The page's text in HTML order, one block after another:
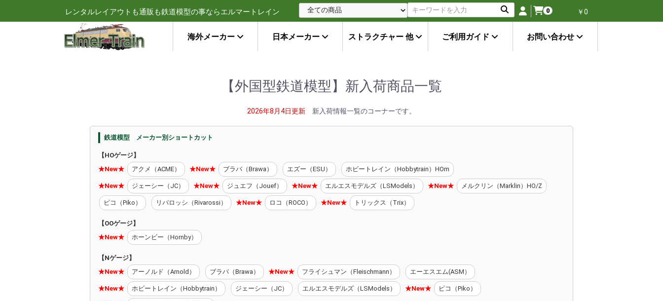
レンタルレイアウトも通販も鉄道模型の事ならエルマートレイン 0 ￥0
海外メーカー 日本メーカー ストラクチャー 他 ご利用ガイド お問い合わせ
【外国型鉄道模型】新入荷商品一覧
2026年8月4日更新 新入荷情報一覧のコーナーです。
鉄道模型 メーカー別ショートカット
【HOゲージ】
★New★
アクメ（ACME） ★New★ ブラバ（Brawa） エズー（ESU） ホビートレイン（Hobbytrain）HOm
★New★ ジェーシー（JC） ★New★ ジュエフ（Jouef） ★New★ エルエスモデルズ（LSModels） ★New★ メルクリン（Marklin）HO/Z
ピコ（Piko） リバロッシ（Rivarossi） ★New★ ロコ（ROCO） ★New★ トリックス（Trix）
【OOゲージ】
★New★
ホーンビー（Hornby）
【Nゲージ】
★New★
アーノルド（Arnold） ブラバ（Brawa） ★New★ フライシュマン（Fleischmann） エーエスエム(ASM）
★New★ ホビートレイン（Hobbytrain） ジェーシー（JC） エルエスモデルズ（LSModels） ★New★ ピコ（Piko）